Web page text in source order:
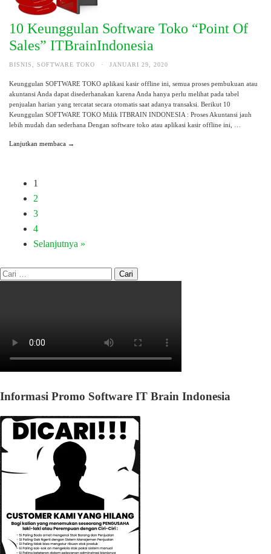
10 Keunggulan Software Toko “Point Of
Sales” ITBrainIndonesia
BISNIS, SOFTWARE TOKO · JANUARI 29, 2020
Keunggulan SOFTWARE TOKO aplikasi kasir offline ini, semua proses pembukuan atau
akuntansi Anda dapat disederhanakan karena Anda hanya perlu melihat pada tabel
penjualan harian yang tercatat secara otomatis saat adanya transaksi. Berikut 10
Keunggulan SOFTWARE TOKO Milik ITBRAIN INDONESIA : Proses Akuntansi jauh
lebih mudah dan sederhana Dengan software toko atau aplikasi kasir offline ini, …
Lanjutkan membaca →
1
2
3
4
Selanjutnya »
Informasi Promo Software IT Brain Indonesia